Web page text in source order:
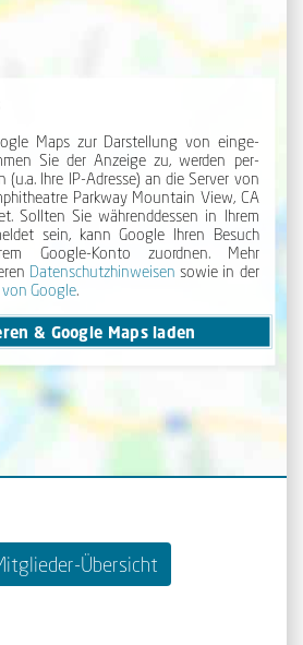
Maps zur Dar­stellung von ein­ge­
Sie der An­zeige zu, werden per­
Ihre IP-Adresse) an die Server von
Park­way Mount­ain View, CA
Sollten Sie während­dessen in Ihrem
sein, kann Google Ihren Besuch
Google-Konto zuordnen. Mehr
Daten­schutz­hinweisen sowie in der
Google.
& Google Maps laden
Übersicht